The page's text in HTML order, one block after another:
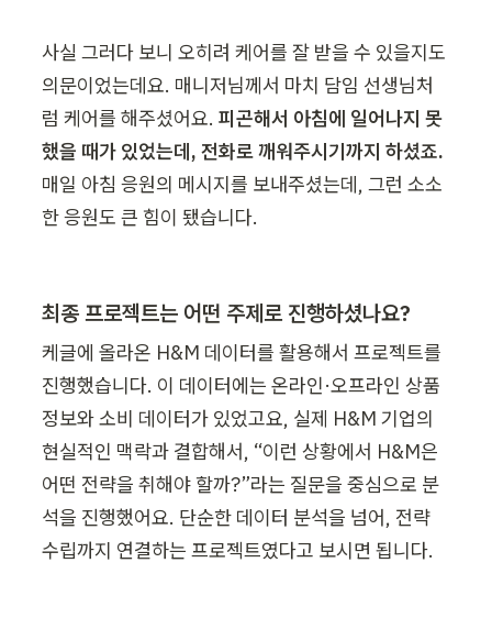
사실 그러다 보니 오히려 케어를 잘 받을 수 있을지도
의문이었는데요. 매니저님께서 마치 담임 선생님처
럼 케어를 해주셨어요. 피곤해서 아침에 일어나지 못
했을 때가 있었는데, 전화로 깨워주시기까지 하셨죠.
매일 아침 응원의 메시지를 보내주셨는데, 그런 소소
한 응원도 큰 힘이 됐습니다.
최종 프로젝트는 어떤 주제로 진행하셨나요?
케글에 올라온 H&M 데이터를 활용해서 프로젝트를
진행했습니다. 이 데이터에는 온라인·오프라인 상품
정보와 소비 데이터가 있었고요, 실제 H&M 기업의
현실적인 맥락과 결합해서, “이런 상황에서 H&M은
어떤 전략을 취해야 할까?”라는 질문을 중심으로 분
석을 진행했어요. 단순한 데이터 분석을 넘어, 전략
수립까지 연결하는 프로젝트였다고 보시면 됩니다.